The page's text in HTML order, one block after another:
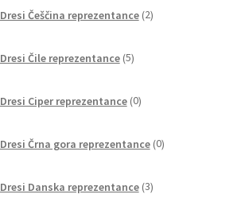
Dresi Češčina reprezentance 2izdelka
Dresi Čile reprezentance 5izdelkov
Dresi Ciper reprezentance 0izdelkov
Dresi Črna gora reprezentance 0izdelkov
Dresi Danska reprezentance 3izdelki